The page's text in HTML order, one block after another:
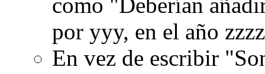
como "Deberían
por yyy, en el año
En vez de escribir